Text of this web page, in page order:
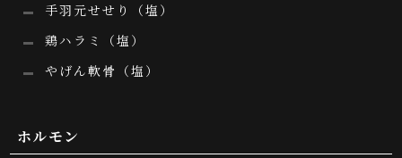
手羽元せせり（塩）
鶏ハラミ（塩）
やげん軟骨（塩）
ホルモン